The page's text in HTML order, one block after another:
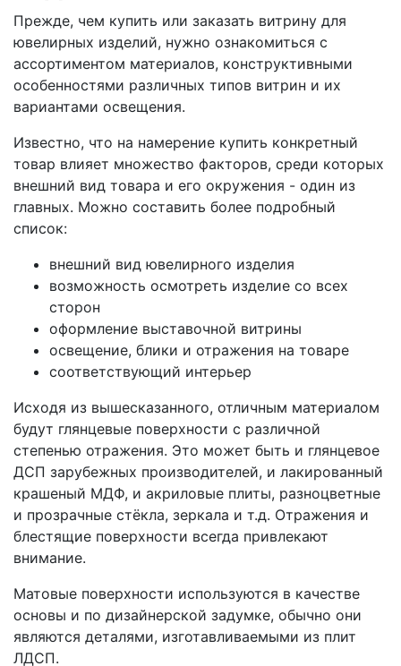
Прежде, чем купить или заказать витрину для
ювелирных изделий, нужно ознакомиться с
ассортиментом материалов, конструктивными
особенностями различных типов витрин и их
вариантами освещения.
Известно, что на намерение купить конкретный
товар влияет множество факторов, среди которых
внешний вид товара и его окружения - один из
главных. Можно составить более подробный
список:
внешний вид ювелирного изделия
возможность осмотреть изделие со всех
сторон
оформление выставочной витрины
освещение, блики и отражения на товаре
соответствующий интерьер
Исходя из вышесказанного, отличным материалом
будут глянцевые поверхности с различной
степенью отражения. Это может быть и глянцевое
ДСП зарубежных производителей, и лакированный
крашеный МДФ, и акриловые плиты, разноцветные
и прозрачные стёкла, зеркала и т.д. Отражения и
блестящие поверхности всегда привлекают
внимание.
Матовые поверхности используются в качестве
основы и по дизайнерской задумке, обычно они
являются деталями, изготавливаемыми из плит
ЛДСП.